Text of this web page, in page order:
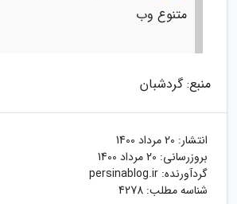
متنوع وب
منبع: گردشبان
انتشار: 20 مرداد 1400
بروزرسانی: 20 مرداد 1400
گردآورنده: persinablog.ir
شناسه مطلب: 4278